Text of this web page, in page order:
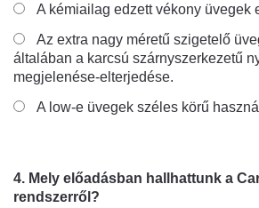
A kémiailag edzett vékony üvegek
Az extra nagy méretű szigetelő
általában a karcsú szárnyszerkezetű
megjelenése-elterjedése.
A low-e üvegek széles körű
4. Mely előadásban hallhattunk a
rendszerről?